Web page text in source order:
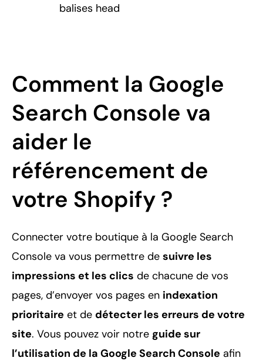
balises head
Comment la Google
Search Console va
aider le
référencement de
votre Shopify ?
Connecter votre boutique à la Google Search
Console va vous permettre de suivre les
impressions et les clics de chacune de vos
pages, d’envoyer vos pages en indexation
prioritaire et de détecter les erreurs de votre
site. Vous pouvez voir notre guide sur
l’utilisation de la Google Search Console afin